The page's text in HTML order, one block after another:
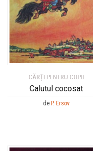
CĂRȚI PENTRU COPII
Calutul cocosat
de P. Ersov